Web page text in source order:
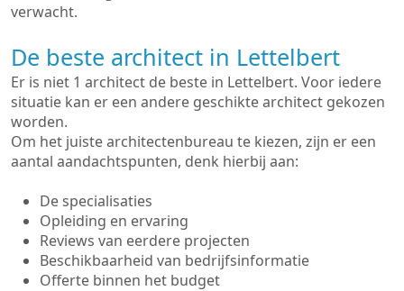
verwacht.
De beste architect in Lettelbert
Er is niet 1 architect de beste in Lettelbert. Voor iedere
situatie kan er een andere geschikte architect gekozen
worden.
Om het juiste architectenbureau te kiezen, zijn er een
aantal aandachtspunten, denk hierbij aan:
De specialisaties
Opleiding en ervaring
Reviews van eerdere projecten
Beschikbaarheid van bedrijfsinformatie
Offerte binnen het budget